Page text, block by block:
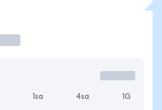
1sa 4sa 1G